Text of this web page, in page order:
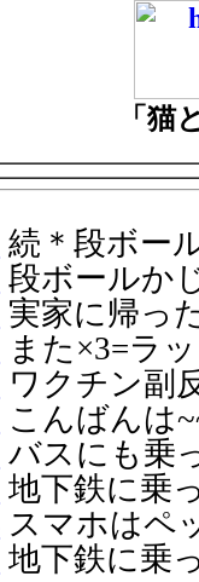
「猫
続＊段ボー
段ボールか
実家に帰っ
また×3=ラ
ワクチン副
こんばんは
バスにも乗
地下鉄に乗
スマホはペ
地下鉄に乗